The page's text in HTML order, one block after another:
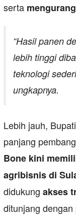
serta
“Hasil panen
lebih tinggi
teknologi
ungkapnya.
Lebih jauh,
panjang
Bone kini
agribisnis di
didukung akses
ditunjang dengan